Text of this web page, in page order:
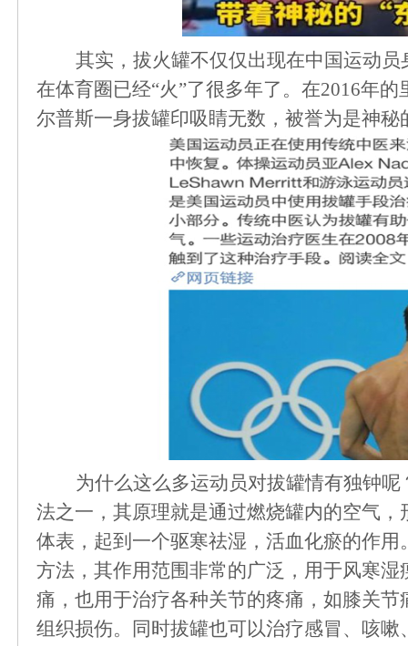
其实，拔火罐不仅仅出现在中国运动
在体育圈已经“火”了很多年了。在2016年
尔普斯一身拔罐印吸睛无数，被誉为是神秘
为什么这么多运动员对拔罐情有独钟呢
法之一， 其原理就是通过燃烧罐内的空气
体表，起到一个驱寒祛湿，活血化瘀的作
方法 ， 其作用范围非常的广泛，用于风寒
痛，也用于治疗各种关节的疼痛，如膝关
组织损伤。
同时拔罐也可以治疗感冒、咳